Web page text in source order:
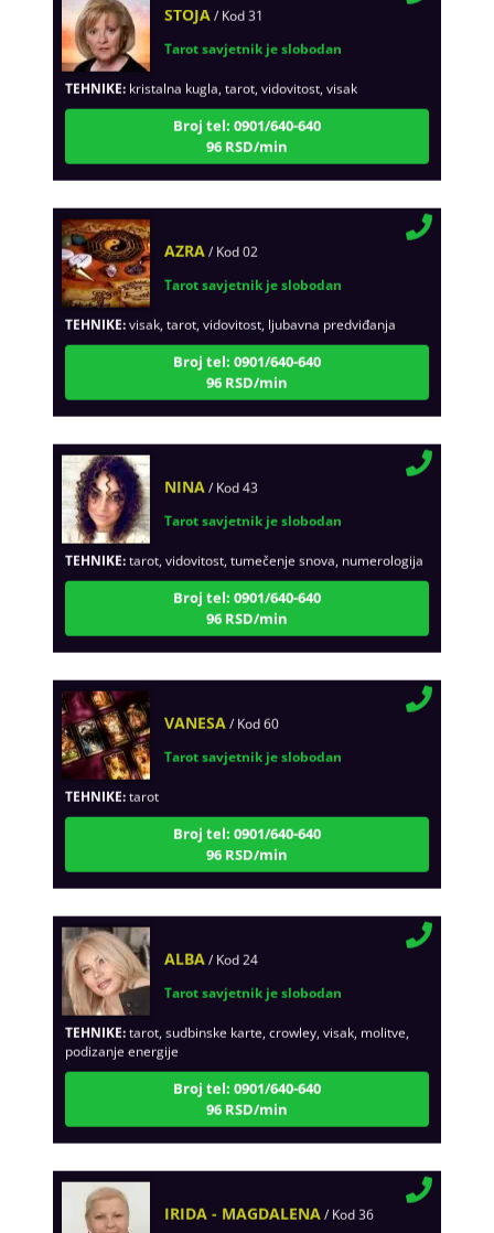
Tarot savjetnik je slobodan
TEHNIKE:kristalna kugla, tarot, vidovitost, visak
Broj tel: 0901/640-640
96 RSD/min
Tarot savjetnik je slobodan
TEHNIKE:visak, tarot, vidovitost, ljubavna predviđanja
Broj tel: 0901/640-640
96 RSD/min
Tarot savjetnik je slobodan
TEHNIKE:tarot, vidovitost, tumečenje snova, numerologija
Broj tel: 0901/640-640
96 RSD/min
Tarot savjetnik je slobodan
TEHNIKE:tarot
96 RSD/min
Tarot savjetnik je slobodan
TEHNIKE:tarot, sudbinske karte, crowley, visak, molitve,
podizanje energije
Broj tel: 0901/640-640
96 RSD/min
Tarot savjetnik je slobodan